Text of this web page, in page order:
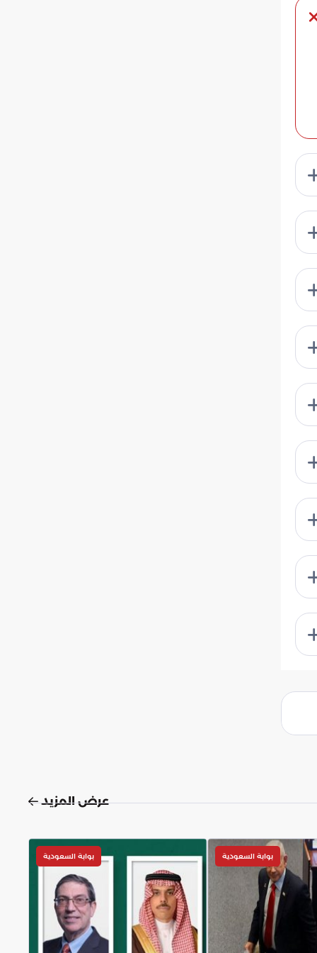
عرض المزيد
بوابة السعودية بوابة السعودية